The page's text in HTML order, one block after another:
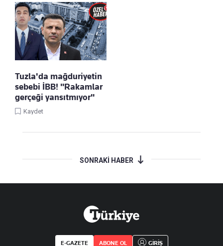
Tuzla'da mağduriyetin
sebebi İBB! "Rakamlar
gerçeği yansıtmıyor"
Kaydet
SONRAKİ HABER
E-GAZETE ABONE OL GİRİŞ